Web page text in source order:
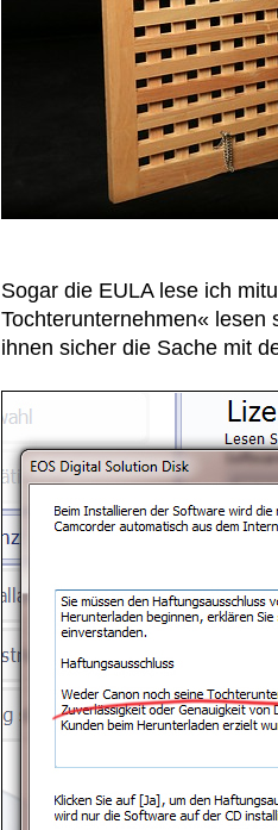
Sogar die EULA lese ich
Tochterunternehmen« lesen
ihnen sicher die Sache mit